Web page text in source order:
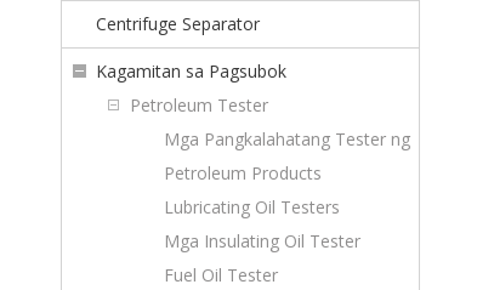
Centrifuge Separator
Kagamitan sa Pagsubok
Petroleum Tester
Mga Pangkalahatang Tester ng
Petroleum Products
Lubricating Oil Testers
Mga Insulating Oil Tester
Fuel Oil Tester